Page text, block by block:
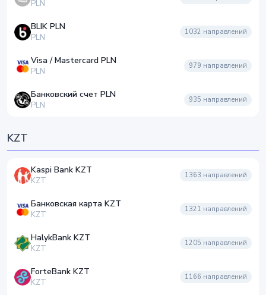
PLN
BLIK PLN
PLN
1032 направлений
Visa / Mastercard PLN
PLN
979 направлений
Банковский счет PLN
PLN
935 направлений
KZT
Kaspi Bank KZT
KZT
1363 направлений
Банковская карта KZT
KZT
1321 направлений
HalykBank KZT
KZT
1205 направлений
ForteBank KZT
KZT
1166 направлений